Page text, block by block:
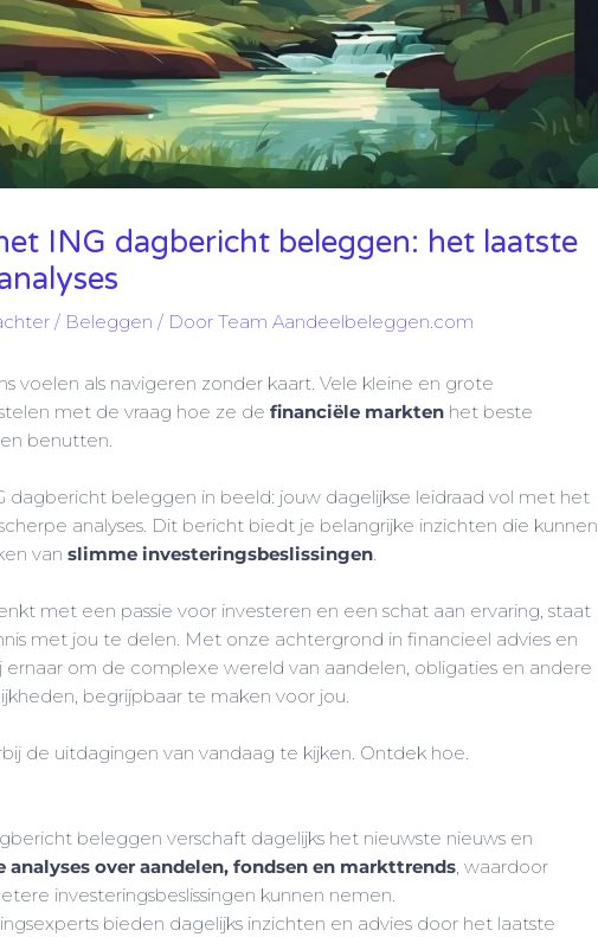
ING dagbericht beleggen: het laatste
/ Beleggen / DoorTeam Aandeelbeleggen.com
voelen als navigeren zonder kaart. Vele kleine en grote
met de vraag hoe ze definanciële markten het beste
benutten.
dagbericht beleggen in beeld: jouw dagelijkse leidraad vol met het
analyses. Dit bericht biedt je belangrijke inzichten die kunnen
vanslimme investeringsbeslissingen.
met een passie voor investeren en een schat aan ervaring, staat
met jou te delen. Met onze achtergrond in financieel advies en
ernaar om de complexe wereld van aandelen, obligaties en andere
begrijpbaar te maken voor jou.
de uitdagingen van vandaag te kijken. Ontdek hoe.
beleggen verschaft dagelijks het nieuwste nieuws en
analyses over aandelen, fondsen en markttrends, waardoor
investeringsbeslissingen kunnen nemen.
bieden dagelijks inzichten en advies door het laatste